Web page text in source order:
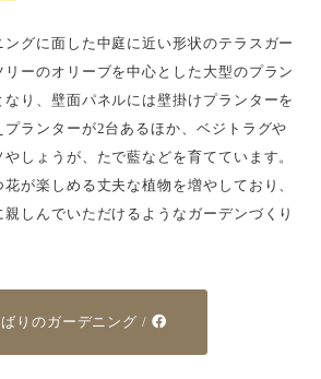
グに面した中庭に近い形状のテラスガー
ーのオリーブを中心とした大型のプラン
り、壁面パネルには壁掛けプランターを
ランターが2台あるほか、ベジトラグや
しょうが、たで藍などを育てています。
が楽しめる丈夫な植物を増やしており、
しんでいただけるようなガーデンづくり
りのガーデニング /